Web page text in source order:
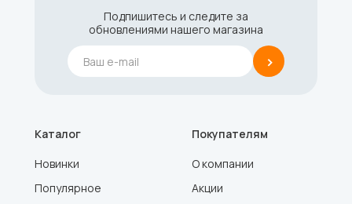
Подпишитесь и следите за
обновлениями нашего магазина
Каталог
Новинки
Популярное
Покупателям
О компании
Акции
›